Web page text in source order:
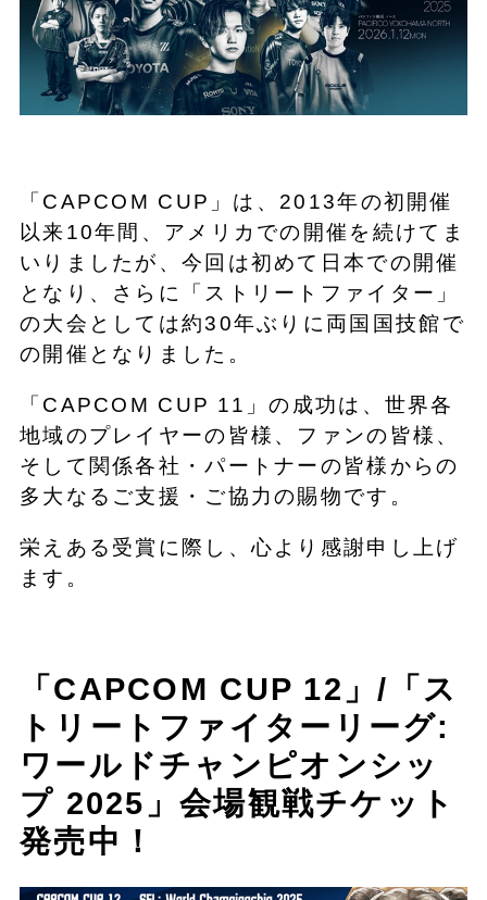
「CAPCOM CUP」は、2013年の初開催
以来10年間、アメリカでの開催を続けてま
いりましたが、今回は初めて日本での開催
となり、さらに「ストリートファイター」
の大会としては約30年ぶりに両国国技館で
の開催となりました。
「CAPCOM CUP 11」の成功は、世界各
地域のプレイヤーの皆様、ファンの皆様、
そして関係各社・パートナーの皆様からの
多大なるご支援・ご協力の賜物です。
栄えある受賞に際し、心より感謝申し上げ
ます。
「CAPCOM CUP 12」/「ス
トリートファイターリーグ:
ワールドチャンピオンシッ
プ 2025」会場観戦チケット
発売中！